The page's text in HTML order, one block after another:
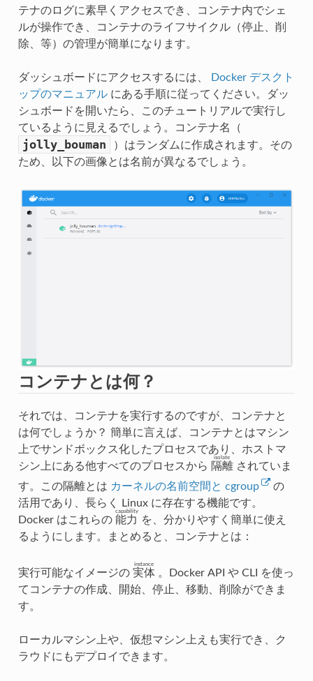
テナのログに素早くアクセスでき、コンテナ内でシェ
ルが操作でき、コンテナのライフサイクル（停止、削
除、等）の管理が簡単になります。
ダッシュボードにアクセスするには、 Docker デスクト
ップのマニュアルにある手順に従ってください。ダッ
シュボードを開いたら、このチュートリアルで実行し
ているように見えるでしょう。コンテナ名（
jolly_bouman
）はランダムに作成されます。その
ため、以下の画像とは名前が異なるでしょう。
コンテナとは何？
それでは、コンテナを実行するのですが、コンテナと
は何でしょうか？ 簡単に言えば、コンテナとはマシン
上でサンドボックス化したプロセスであり、ホストマ
シン上にある他すべてのプロセスから 隔離
isolate
されていま
す。この隔離とは カーネルの名前空間と cgroup
の
活用であり、長らく Linux に存在する機能です。
Docker はこれらの 能力
capability
を、分かりやすく簡単に使え
るようにします。まとめると、コンテナとは：
実行可能なイメージの 実体
instance
。Docker API や CLI を使っ
てコンテナの作成、開始、停止、移動、削除ができま
す。
ローカルマシン上や、仮想マシン上えも実行でき、ク
ラウドにもデプロイできます。